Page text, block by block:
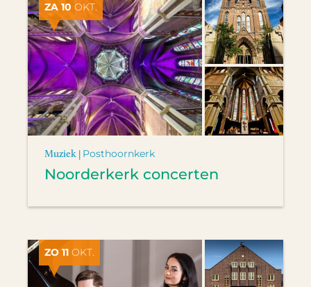
ZA 10 OKT.
Muziek | Posthoornkerk
Noorderkerk concerten
ZO 11 OKT.